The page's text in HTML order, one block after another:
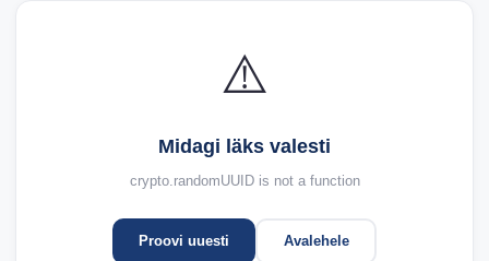
⚠️
Midagi läks valesti
crypto.randomUUID is not a function
Proovi uuesti Avalehele